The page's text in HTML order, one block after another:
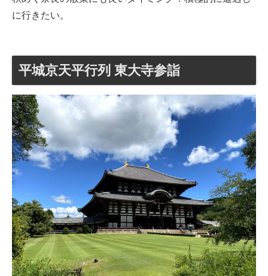
に行きたい。
平城京天平行列 東大寺参詣